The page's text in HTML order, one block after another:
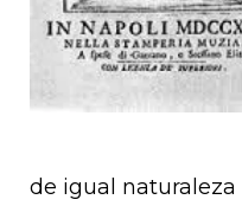
de igual